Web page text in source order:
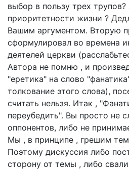
выбор в пользу трех
приоритетности жизни ?
Вашим аргументом. Вторую
сформулировал во времена
деятелей церкви
Автора не помню , и
"еретика" на слово
толкование этого слова),
считать нельзя. Итак ,
переубедить". Вы просто не
оппонентов, либо не
Мы , в принципе , грешим
Поэтому дискуссия либо
сторону от темы , либо